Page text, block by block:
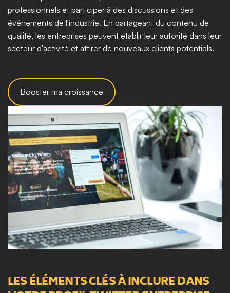
professionnels et participer à des discussions et des
événements de l'industrie. En partageant du contenu de
qualité, les entreprises peuvent établir leur autorité dans leur
secteur d'activité et attirer de nouveaux clients potentiels.
Booster ma croissance
LES ÉLÉMENTS CLÉS À INCLURE DANS